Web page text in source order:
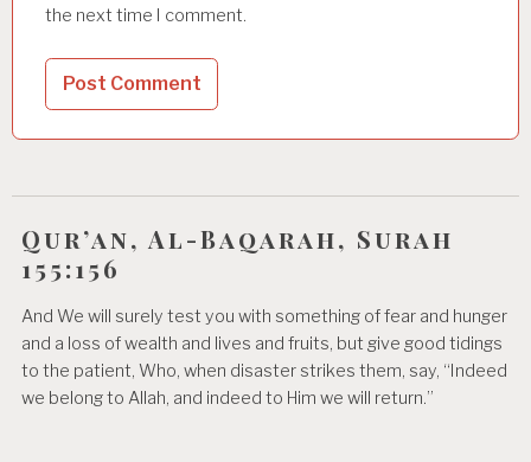
the next time I comment.
Qur’an, Al-Baqarah, Surah
155:156
And We will surely test you with something of fear and hunger
and a loss of wealth and lives and fruits, but give good tidings
to the patient, Who, when disaster strikes them, say, “Indeed
we belong to Allah, and indeed to Him we will return.”